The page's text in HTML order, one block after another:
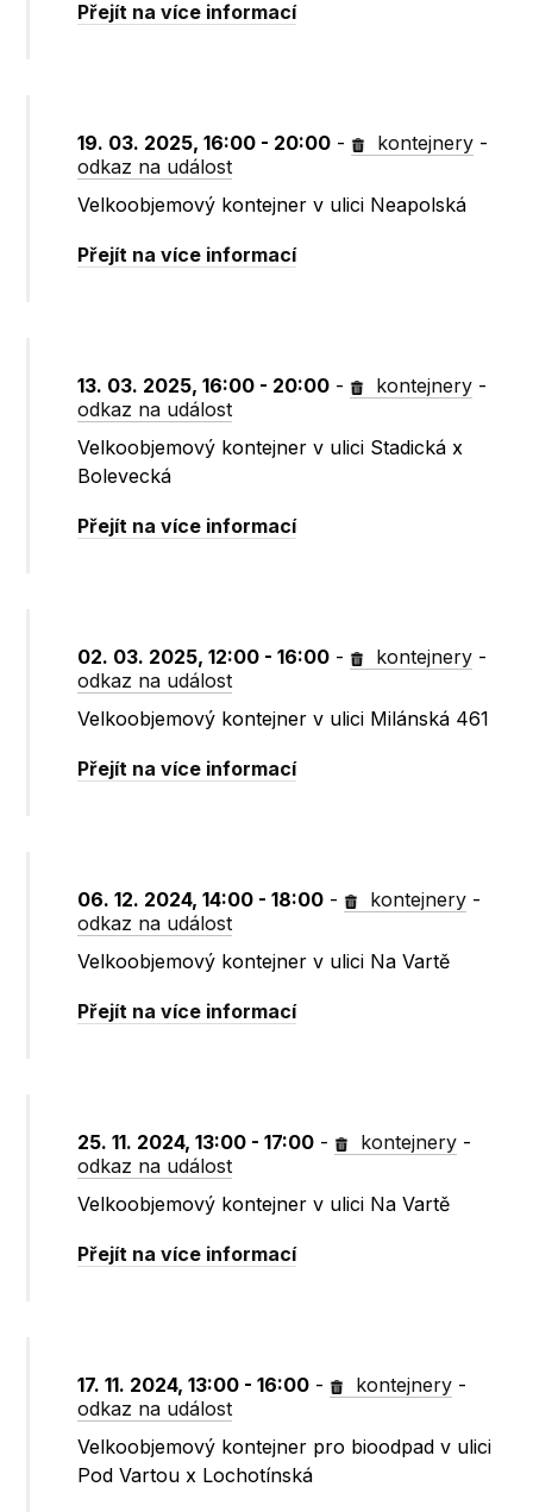
Přejít na více informací
19. 03. 2025, 16:00 - 20:00 - kontejnery -
odkaz na událost
Velkoobjemový kontejner v ulici Neapolská
Přejít na více informací
13. 03. 2025, 16:00 - 20:00 - kontejnery -
odkaz na událost
Velkoobjemový kontejner v ulici Stadická x
Bolevecká
Přejít na více informací
02. 03. 2025, 12:00 - 16:00 - kontejnery -
odkaz na událost
Velkoobjemový kontejner v ulici Milánská 461
Přejít na více informací
06. 12. 2024, 14:00 - 18:00 - kontejnery -
odkaz na událost
Velkoobjemový kontejner v ulici Na Vartě
Přejít na více informací
25. 11. 2024, 13:00 - 17:00 - kontejnery -
odkaz na událost
Velkoobjemový kontejner v ulici Na Vartě
Přejít na více informací
17. 11. 2024, 13:00 - 16:00 - kontejnery -
odkaz na událost
Velkoobjemový kontejner pro bioodpad v ulici
Pod Vartou x Lochotínská